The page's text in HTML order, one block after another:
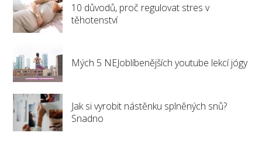
10 důvodů, proč regulovat stres v
těhotenství
Mých 5 NEJoblíbenějších youtube lekcí jógy
Jak si vyrobit nástěnku splněných snů?
Snadno